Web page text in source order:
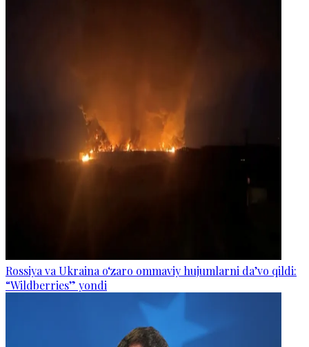
Rossiya va Ukraina o‘zaro ommaviy hujumlarni da’vo qildi:
“Wildberries” yondi